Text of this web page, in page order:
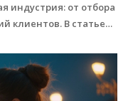
индустрия: от отбора
клиентов. В статье
от подделки и
работают элитные
скрыты от глаз